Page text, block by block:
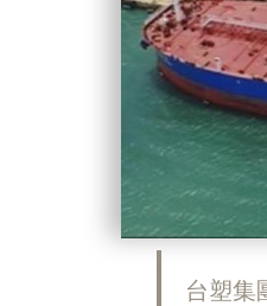
台塑集